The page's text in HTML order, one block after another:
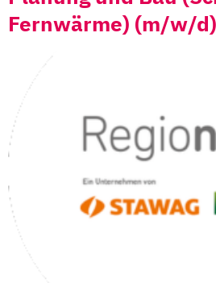
Fernwärme) (m/w/d)